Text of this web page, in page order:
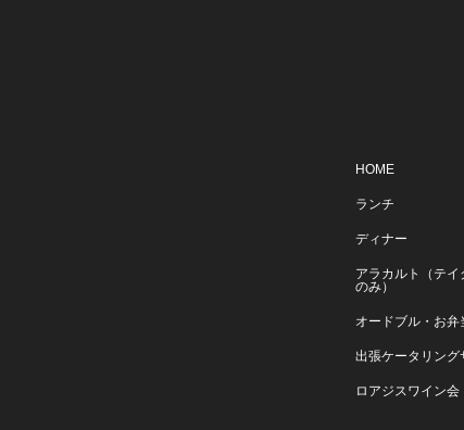
HOME
ランチ
ディナー
アラカルト（テイ
のみ）
オードブル・お弁
出張ケータリング
ロアジスワイン会